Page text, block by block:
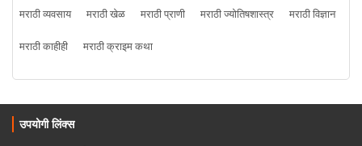
मराठी व्यवसाय
मराठी खेळ मराठी प्राणी मराठी ज्योतिषशास्त्र
मराठी विज्ञान
मराठी काहीही
मराठी क्राइम कथा
उपयोगी लिंक्स